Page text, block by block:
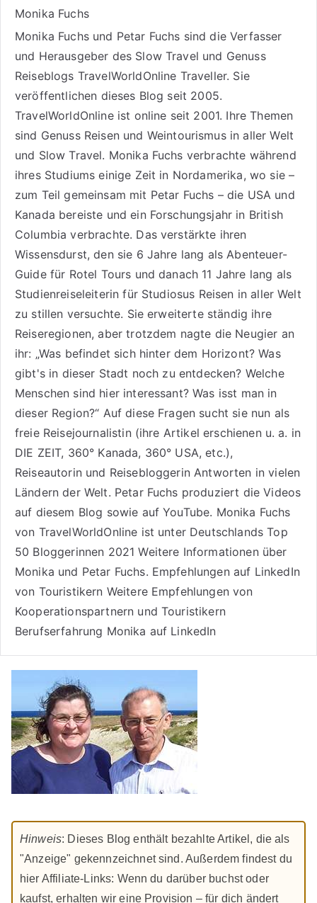
Monika Fuchs
Monika Fuchs und Petar Fuchs sind die Verfasser
und Herausgeber des Slow Travel und Genuss
Reiseblogs TravelWorldOnline Traveller. Sie
veröffentlichen dieses Blog seit 2005.
TravelWorldOnline ist online seit 2001. Ihre Themen
sind Genuss Reisenund Weintourismusin aller Welt
und Slow Travel. Monika Fuchs verbrachte während
ihres Studiums einige Zeit in Nordamerika, wo sie –
zum Teil gemeinsam mit Petar Fuchs – die USA und
Kanada bereiste und ein Forschungsjahr in British
Columbia verbrachte. Das verstärkte ihren
Wissensdurst, den sie 6 Jahre lang alsAbenteuer-
Guide für Rotel Tours und danach 11 Jahre lang als
Studienreiseleiterin für Studiosus Reisen in aller Welt
zu stillen versuchte. Sie erweiterte ständig ihre
Reiseregionen, aber trotzdem nagte die Neugier an
ihr: „Was befindet sich hinter dem Horizont? Was
gibt's in dieser Stadt noch zu entdecken? Welche
Menschen sind hier interessant? Was isst man in
dieser Region?“ Auf diese Fragen sucht sie nun als
freie Reisejournalistin (ihre Artikel erschienen u. a. in
DIE ZEIT, 360° Kanada, 360° USA, etc.),
Reiseautorinund Reisebloggerin Antworten in vielen
Ländern der Welt. Petar Fuchs produziert die Videos
auf diesem Blog sowie aufYouTube. Monika Fuchs
von TravelWorldOnline ist unter Deutschlands Top
50 Bloggerinnen 2021 Weitere Informationen über
Monika und Petar Fuchs. Empfehlungen auf LinkedIn
von Touristikern Weitere Empfehlungen von
Kooperationspartnern und Touristikern
Berufserfahrung Monika auf LinkedIn
Hinweis: Dieses Blog enthält bezahlte Artikel, die als
"Anzeige" gekennzeichnet sind. Außerdem findest du
hier Affiliate-Links: Wenn du darüber buchst oder
kaufst, erhalten wir eine Provision – für dich ändert